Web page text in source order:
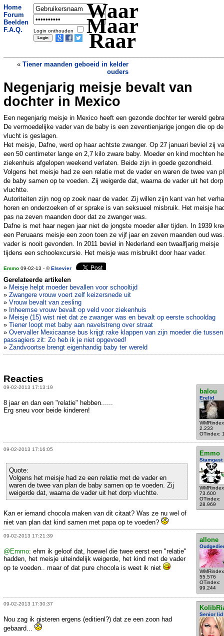
Home
Forum
Beelden
F.A.Q.
Login onthouden
Waar
Maar
Raar
« Tiener maanden geboeid in kelder
ouders
Lady Gaga eist mannequin met roze
schaamhaar»
Negenjarig meisje bevalt van
dochter in Mexico
Een negenjarig meisje in Mexico heeft een gezonde dochter ter wereld
De vermoedelijke vader van de baby is een zeventienjarige jongen die op de
vlucht is geslagen.
Het meisje, Dafne, werd op haar achtste zwanger. Op 27 januari beviel zij
een 50 centimeter lange en 2,7 kilo zware baby. Moeder en kind mochten
ziekenhuis afgelopen weekend verlaten. Beide zijn in goede gezondheid.
Volgens het meisje had ze een relatie met de vader en waren de twee van
de baby samen op te voeden. Zij weigerde dat, waarna de vader uit het dorp
vluchtte.
Autoriteiten zijn nog op zoek naar de vader. Zij willen zijn kant van het
horen en onderzoeken of er sprake is van seksueel misbruik. Het meisje
pas na zeven maanden door dat ze zwanger was.
Dafne is met haar negen jaar niet de jongste moeder aller tijden. In 1939
een Peruaans meisje een zoon toen ze vijf jaar en zeven maanden oud
vader is nooit gevonden. In 2011 beviel in Nederland een twaalfjarig meisje
tijdens een schoolexcursie. Het meisje was misbruikt door haar vader.
Emmo 09-02-13 - ©Elsevier
Gerelateerde artikelen
» Meisje helpt moeder bevallen voor schooltijd
» Zwangere vrouw voert zelf keizersnede uit
» Vrouw bevalt van zesling
» Inheemse vrouw bevalt op veld voor ziekenhuis
» Meisje (15) wist niet dat ze zwanger was en bevalt op eerste schooldag
» Tiener loopt met baby aan navelstreng over straat
» Overvaller Mexicaanse bus krijgt rake klappen van zijn moeder die
passagiers zit: Zo heb ik je niet opgevoed!
» Zandvoortse brengt eigenhandig baby ter wereld
Reacties
09-02-2013 17:13:19
balou
Erelid
2.233
OTindex:
8 jaar en dan een "relatie" hebben......
Erg sneu voor beide kinderen!
09-02-2013 17:16:05
Emmo
Stamgast
73.600
OTindex:
28.969
Quote:
Volgens het meisje had ze een relatie met de vader en
waren de twee van plan de baby samen op te voeden. Zij
weigerde dat, waarna de vader uit het dorp vluchtte.
Kan er iemand chocola maken van dit citaat? Was ze nu wel of
niet van plan dat kind samen met papa op te voeden?
09-02-2013 17:21:39
allone
55.576
OTindex:
99.244
@Emmo: ehm ik geloof dat, hoewel die twee eerst een "relatie"
hadden, het meisje uiteindelijk weigerde, het kind met de vader
op te voeden.. maar of dat pure chocola is weet ik niet
09-02-2013 17:30:37
Senior lid
Nou zag ik gisteren ergens (editienl?) dat ze een zoon had
gebaard...